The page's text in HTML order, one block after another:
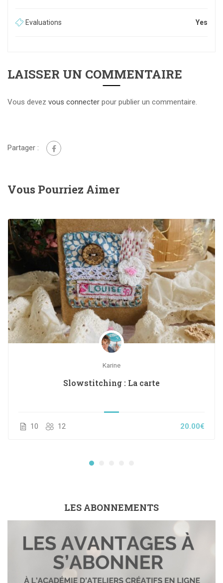
Evaluations Yes
LAISSER UN COMMENTAIRE
Vous devez vous connecter pour publier un commentaire.
Partager :
Vous Pourriez Aimer
Karine
Slowstitching : La carte
10 12 20.00€
LES ABONNEMENTS